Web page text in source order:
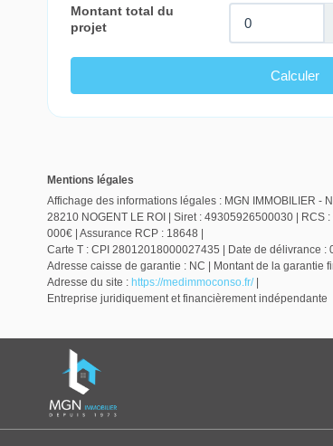
Mentions légales
Affichage des informations légales : MGN IMMOBILIER -
28210 NOGENT LE ROI | Siret : 49305926500030 |
000€ | Assurance RCP : 18648 |
Carte T : CPI 28012018000027435 | Date de délivrance
Adresse caisse de garantie : NC | Montant de la garantie
Adresse du site : https://medimmoconso.fr/|
Entreprise juridiquement et financièrement indépendante